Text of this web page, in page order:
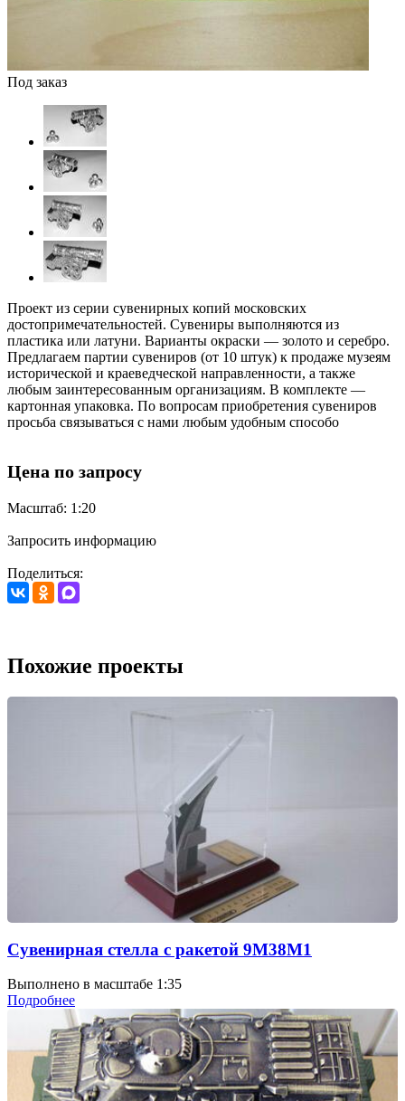
Под заказ
Проект из серии сувенирных копий московских
достопримечательностей. Сувениры выполняются из
пластика или латуни. Варианты окраски — золото и серебро.
Предлагаем партии сувениров (от 10 штук) к продаже музеям
исторической и краеведческой направленности, а также
любым заинтересованным организациям. В комплекте —
картонная упаковка. По вопросам приобретения сувениров
просьба связываться с нами любым удобным способо
Цена по запросу
Масштаб: 1:20
Запросить информацию
Поделиться:
Похожие проекты
Сувенирная стелла с ракетой 9М38М1
Выполнено в масштабе 1:35
Подробнее